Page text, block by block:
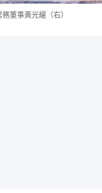
董事黃光耀（右）